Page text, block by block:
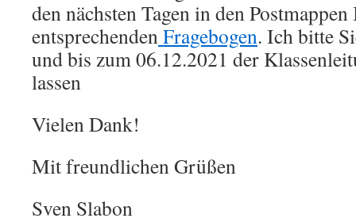
den nächsten Tagen in den
entsprechendenFragebogen. Ich bitte
und bis zum 06.12.2021 der
lassen
Vielen Dank!
Mit freundlichen Grüßen
Sven Slabon